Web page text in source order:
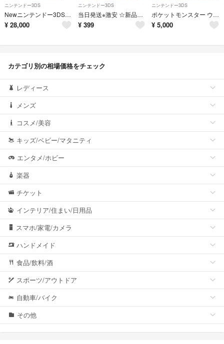
ニンテンドー3DS
Newニンテンドー3DS LL モンスターハンター4Gモデル
¥ 28,000
ニンテンドー3DS
当日発送※激安 ☆新品3ds/2ds/3dsll充電器
¥ 399
ニンテンドー3DS
ポケットモンスター ウルトラサン
¥ 5,000
カテゴリ別の相場価格をチェック
レディース
メンズ
コスメ/美容
キッズ/ベビー/マタニティ
エンタメ/ホビー
楽器
チケット
インテリア/住まい/日用品
スマホ/家電/カメラ
ハンドメイド
食品/飲料/酒
スポーツ/アウトドア
自動車/バイク
その他